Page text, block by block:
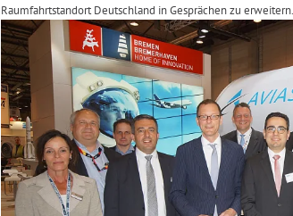
Raumfahrtstandort Deutschland in Gesprächen zu erweitern.